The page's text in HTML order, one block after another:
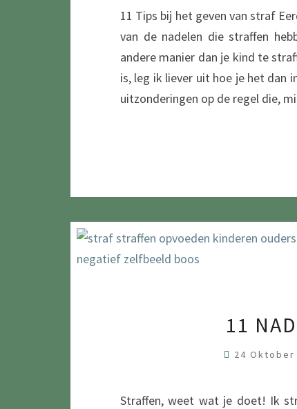
11 Tips bij het geven van straf
van de nadelen die straffen
andere manier dan je kind te
is, leg ik liever uit hoe je het dan
uitzonderingen op de regel die,
11
24 Oktober
Straffen, weet wat je doet! Ik